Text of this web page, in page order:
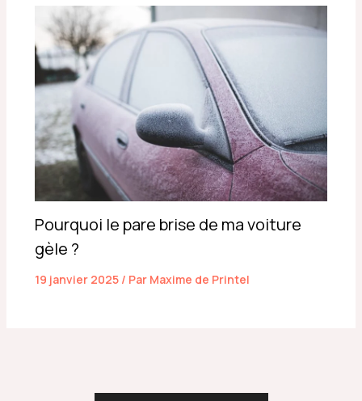
Pourquoi le pare brise de ma voiture
gèle ?
19 janvier 2025 / Par Maxime de Printel